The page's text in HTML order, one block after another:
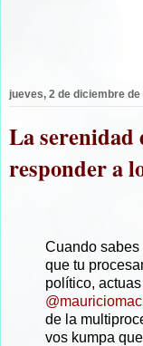
jueves, 2 de diciembre de
La
responder a
Cuando sabes
que tu
político,
de la
vos kumpa